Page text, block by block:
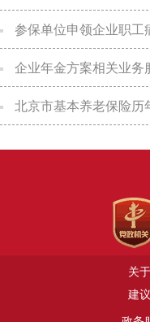
参保单位申领企业职工
企业年金方案相关业务
北京市基本养老保险历年缴费基数上下
关
建